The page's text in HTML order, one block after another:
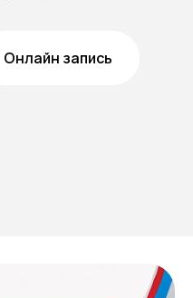
Онлайн запись